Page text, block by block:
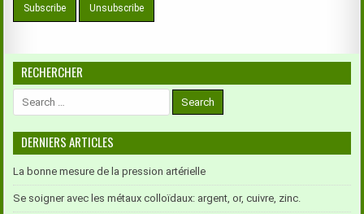
RECHERCHER
Search
for:
DERNIERS ARTICLES
La bonne mesure de la pression artérielle
Se soigner avec les métaux colloïdaux: argent, or, cuivre, zinc.